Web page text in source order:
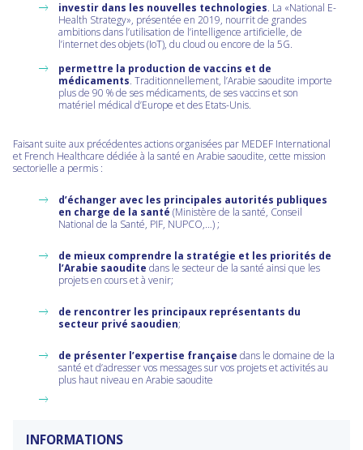
investir dans les nouvelles technologies. La «National E-
Health Strategy», présentée en 2019, nourrit de grandes
ambitions dans l’utilisation de l’intelligence artificielle, de
l’internet des objets (IoT), du cloud ou encore de la 5G.
permettre la production de vaccins et de
médicaments. Traditionnellement, l’Arabie saoudite importe
plus de 90 % de ses médicaments, de ses vaccins et son
matériel médical d’Europe et des Etats-Unis.
Faisant suite aux précédentes actions organisées par MEDEF International
et French Healthcare dédiée à la santé en Arabie saoudite, cette mission
sectorielle a permis :
d’échanger avec les principales autorités publiques
en charge de la santé (Ministère de la santé, Conseil
National de la Santé, PIF, NUPCO,…) ;
de mieux comprendre la stratégie et les priorités de
l’Arabie saoudite dans le secteur de la santé ainsi que les
projets en cours et à venir;
de rencontrer les principaux représentants du
secteur privé saoudien;
de présenter l’expertise française dans le domaine de la
santé et d’adresser vos messages sur vos projets et activités au
plus haut niveau en Arabie saoudite
INFORMATIONS